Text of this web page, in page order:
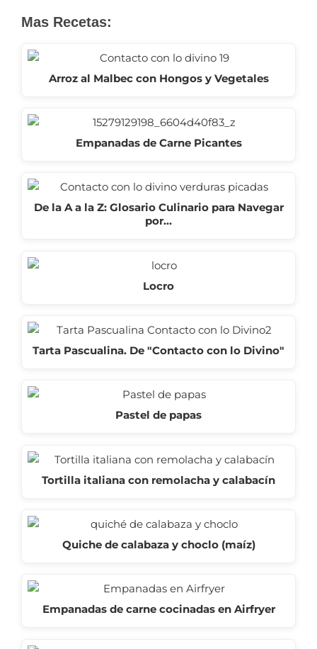
Mas Recetas:
Arroz al Malbec con Hongos y Vegetales
Empanadas de Carne Picantes
De la A a la Z: Glosario Culinario para Navegar
por…
Locro
Tarta Pascualina. De "Contacto con lo Divino"
Pastel de papas
Tortilla italiana con remolacha y calabacín
Quiche de calabaza y choclo (maíz)
Empanadas de carne cocinadas en Airfryer